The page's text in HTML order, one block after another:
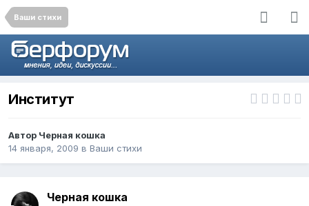
Ваши стихи
Институт
Автор Черная кошка
14 января, 2009 в Ваши стихи
Черная кошка